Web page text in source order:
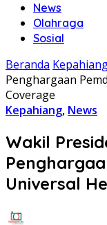
News
Olahraga
Sosial
Beranda
Penghargaan
Coverage
Kepahiang, News
Wakil
Universal